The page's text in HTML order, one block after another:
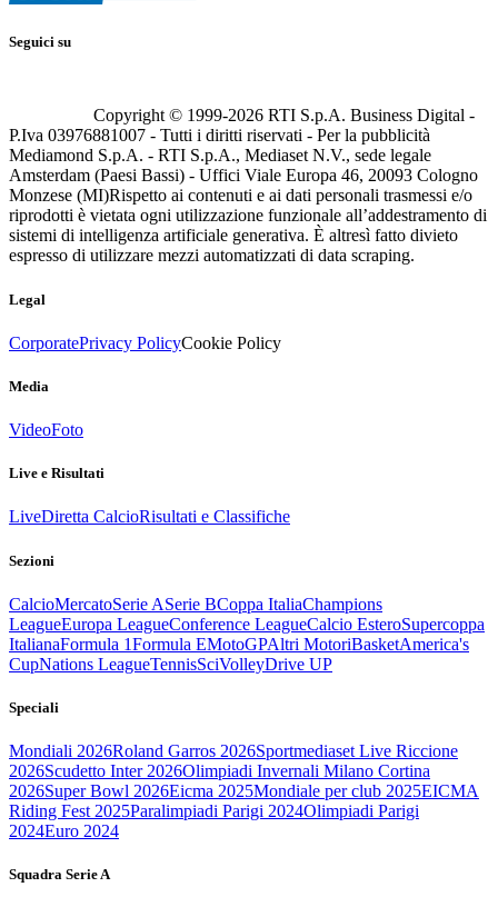
Seguici su
Copyright © 1999-2026 RTI S.p.A. Business Digital -
P.Iva 03976881007 - Tutti i diritti riservati - Per la pubblicità
Mediamond S.p.A. - RTI S.p.A., Mediaset N.V., sede legale
Amsterdam (Paesi Bassi) - Uffici Viale Europa 46, 20093 Cologno
Monzese (MI)Rispetto ai contenuti e ai dati personali trasmessi e/o
riprodotti è vietata ogni utilizzazione funzionale all’addestramento di
sistemi di intelligenza artificiale generativa. È altresì fatto divieto
espresso di utilizzare mezzi automatizzati di data scraping.
Legal
CorporatePrivacy PolicyCookie Policy
Media
VideoFoto
Live e Risultati
LiveDiretta CalcioRisultati e Classifiche
Sezioni
CalcioMercatoSerie ASerie BCoppa ItaliaChampions
LeagueEuropa LeagueConference LeagueCalcio EsteroSupercoppa
ItalianaFormula 1Formula EMotoGPAltri MotoriBasketAmerica's
CupNations LeagueTennisSciVolleyDrive UP
Speciali
Mondiali 2026Roland Garros 2026Sportmediaset Live Riccione
2026Scudetto Inter 2026Olimpiadi Invernali Milano Cortina
2026Super Bowl 2026Eicma 2025Mondiale per club 2025EICMA
Riding Fest 2025Paralimpiadi Parigi 2024Olimpiadi Parigi
2024Euro 2024
Squadra Serie A